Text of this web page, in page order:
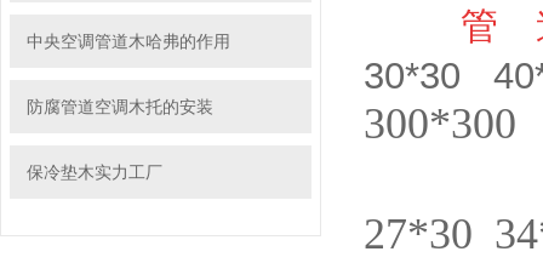
中央空调管道木哈弗的作用
防腐管道空调木托的安装
保冷垫木实力工厂
30*30
300*300
27*30